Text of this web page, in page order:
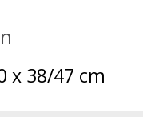
x 38/47 cm